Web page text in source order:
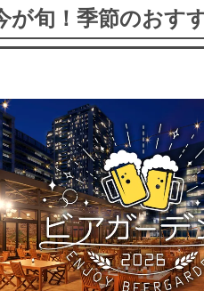
が旬！季節のおす